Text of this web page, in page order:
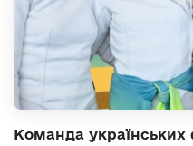
Команда українських